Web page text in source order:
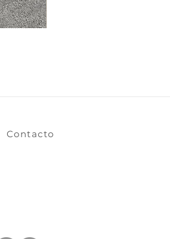
​​​​Contacto